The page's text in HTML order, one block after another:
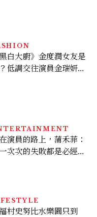
黑白大廚》金度潤女友是
低調交往演員金瑞妍、
演員的路上，蒲禾菲：
一次次的失敗都是必經過
村史努比水樂園只到